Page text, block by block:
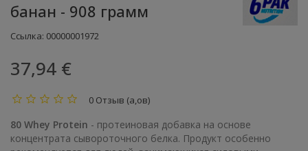
банан - 908 грамм
Ссылка: 00000001972
37,94 €
0 Отзыв (а,ов)
80 Whey Protein - протеиновая добавка на основе
концентрата сывороточного белка. Продукт особенно